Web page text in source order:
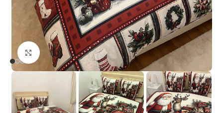
Agrandir